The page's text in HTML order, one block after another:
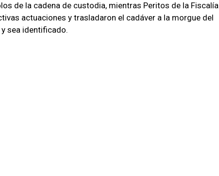
de la cadena de custodia, mientras Peritos de la Fiscalía
actuaciones y trasladaron el cadáver a la morgue del
sea identificado.